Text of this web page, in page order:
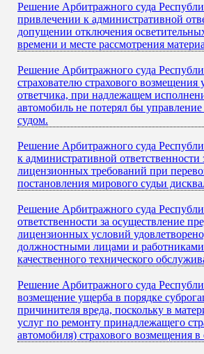
Решение Арбитражного суда
привлечении к административной
допущении отключения
времени и месте рассмотрения
Решение Арбитражного суда
страхователю страхового
ответчика, при надлежащем
автомобиль не потерял бы
судом.
Решение Арбитражного суда
к административной
лицензионных требований при
постановления мирового судьи
Решение Арбитражного суда
ответственности за осуществление
лицензионных условий
должностными лицами и работниками
качественного технического
Решение Арбитражного суда
возмещение ущерба в порядке
причинителя вреда, поскольку в
услуг по ремонту принадлежащего
автомобиля) страхового возмещения